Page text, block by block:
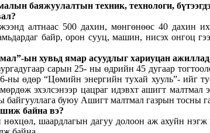
техник, технологи,
алтнаас 500 дахин, мөнгөнөөс 40 дахин
байр, орон сууц, машин, нисэх онгоц
ын хувьд ямар асуудлыг хариуцан
сарын 25- ны өдрийн 45 дугаар
ны өдөр “Цөмийн энергийн тухай хууль”- ийг
эхэлсэнээр цацраг идэвхт ашигт малтмал
байгууллага буюу Ашигт малтмал газрын тосны
байна вэ?
нөхцөл, шаардлагын дагуу долоон аж ахуйн